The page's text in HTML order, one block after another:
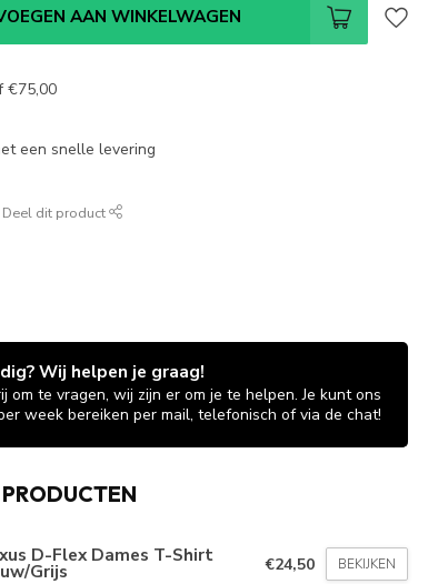
AAN WINKELWAGEN
€75,00
een snelle levering
Deel dit product
Wij helpen je graag!
om te vragen, wij zijn er om je te helpen. Je kunt ons
week bereiken per mail, telefonisch of via de chat!
D-Flex Dames T-Shirt
Grijs €24,50 BEKIJKEN